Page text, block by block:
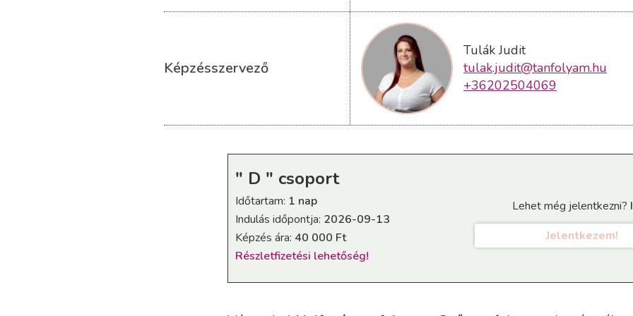
Képzésszervező
Tulák Judit
tulak.judit@tanfolyam.hu
+36202504069
" D " csoport
Időtartam: 1 nap
Indulás időpontja: 2026-09-13
Képzés ára: 40 000 Ft
Részletfizetési lehetőség!
Lehet még jelentkezni?
Jelentkezem!